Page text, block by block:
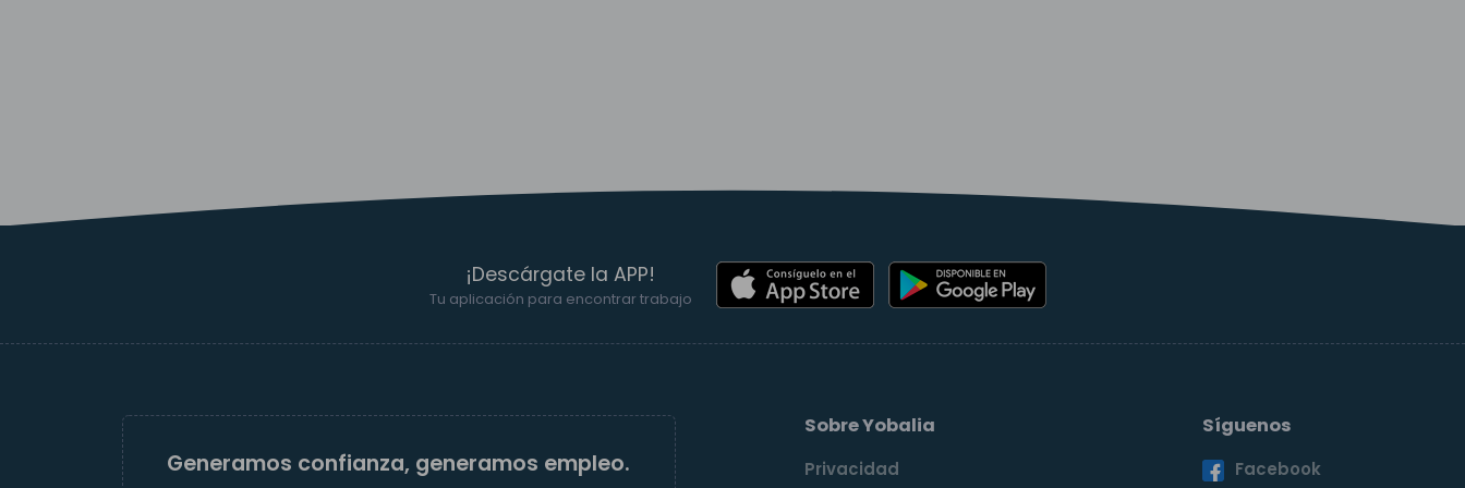
¡Descárgate la APP!
Tu aplicación para encontrar trabajo
Generamos confianza, generamos empleo.
Sobre Yobalia
Privacidad
Síguenos
Facebook